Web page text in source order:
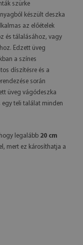
szürke
készült deszka
az előételek
és tálalásához, vagy
Edzett üveg
a színes
díszítésre és a
során
üveg vágódeszka
egy teli találat minden
legalább 20 cm
mert ez károsíthatja a